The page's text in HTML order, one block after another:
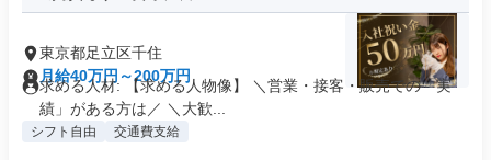
東京都足立区千住
月給40万円～200万円
求める人材: 【求める人物像】 ＼営業・接客・販売での「実
績」がある方は／ ＼大歓...
シフト自由 交通費支給